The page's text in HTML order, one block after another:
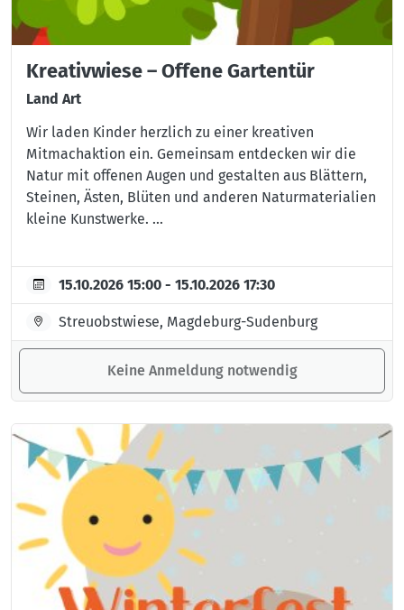
Kreativwiese – Offene Gartentür
Land Art
Wir laden Kinder herzlich zu einer kreativen
Mitmachaktion ein. Gemeinsam entdecken wir die
Natur mit offenen Augen und gestalten aus Blättern,
Steinen, Ästen, Blüten und anderen Naturmaterialien
kleine Kunstwerke. ...
15.10.2026 15:00 - 15.10.2026 17:30
Streuobstwiese, Magdeburg-Sudenburg
Keine Anmeldung notwendig